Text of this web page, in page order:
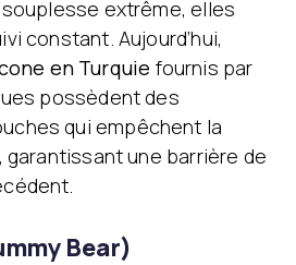
extrême, elles
constant. Aujourd’hui,
en Turquie fournis par
possèdent des
qui empêchent la
une barrière de
Bear)